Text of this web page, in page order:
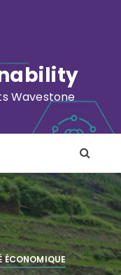
Wavestone
ÉCONOMIQUE